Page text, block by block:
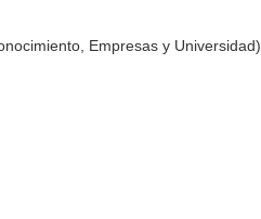
Empresas y Universidad)